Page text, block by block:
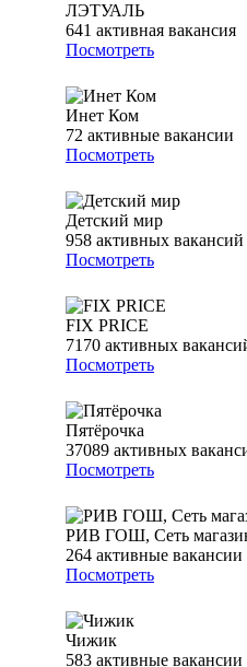
ЛЭТУАЛЬ
641 активная вакансия
Посмотреть
Инет Ком
72 активные вакансии
Посмотреть
Детский мир
958 активных вакансий
Посмотреть
FIX PRICE
7170 активных
Посмотреть
Пятёрочка
37089 активных
Посмотреть
РИВ ГОШ, Сеть
264 активные вакансии
Посмотреть
Чижик
583 активные вакансии